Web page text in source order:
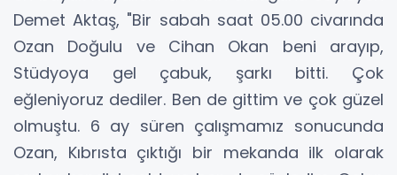
Demet Aktaş, "Bir sabah saat 05.00 civarında
Ozan Doğulu ve Cihan Okan beni arayıp,
Stüdyoya gel çabuk, şarkı bitti. Çok
eğleniyoruz dediler. Ben de gittim ve çok güzel
olmuştu. 6 ay süren çalışmamız sonucunda
Ozan, Kıbrısta çıktığı bir mekanda ilk olarak